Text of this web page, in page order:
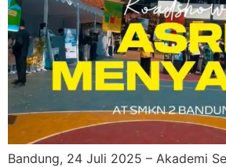
Bandung, 24 Juli 2025 – Akademi